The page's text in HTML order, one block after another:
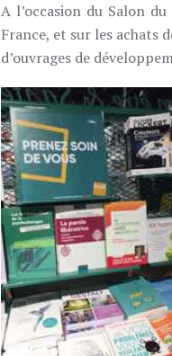
A l’occasion du Salon
France, et sur les achats
d’ouvrages de